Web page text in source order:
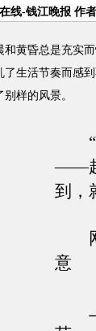
线-钱江晚报 作
昏总是充实而
生活节奏而感
样的风景。
“
——
到，
网
意
上